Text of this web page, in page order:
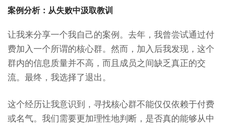
案例分析：从失败中汲取教训
让我来分享一个我自己的案例。去年，我曾尝试通过付
费加入一个所谓的核心群。然而，加入后我发现，这个
群内的信息质量并不高，而且成员之间缺乏真正的交
流。最终，我选择了退出。
这个经历让我意识到，寻找核心群不能仅仅依赖于付费
或名气。我们需要更加理性地判断，是否真的能够从中